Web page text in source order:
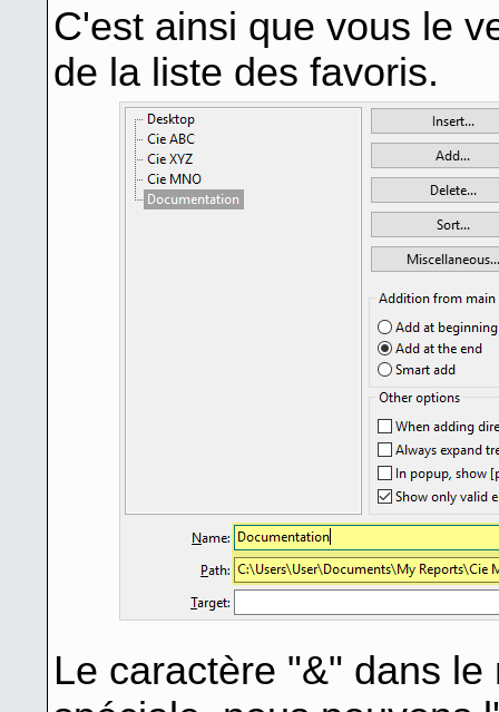
C'est ainsi que vous le
de la liste des favoris.
Le caractère "&" dans